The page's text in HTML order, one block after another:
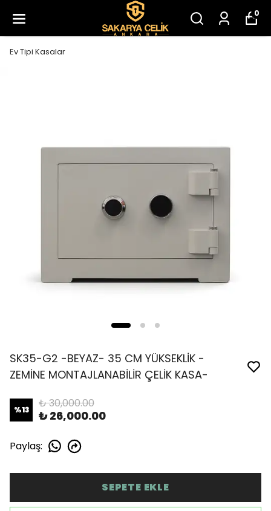
0
Ev Tipi Kasalar
SK35-G2 -BEYAZ- 35 CM YÜKSEKLİK -
ZEMİNE MONTAJLANABİLİR ÇELİK KASA-
%13 ₺ 30,000.00
₺ 26,000.00
Paylaş:
SEPETE EKLE